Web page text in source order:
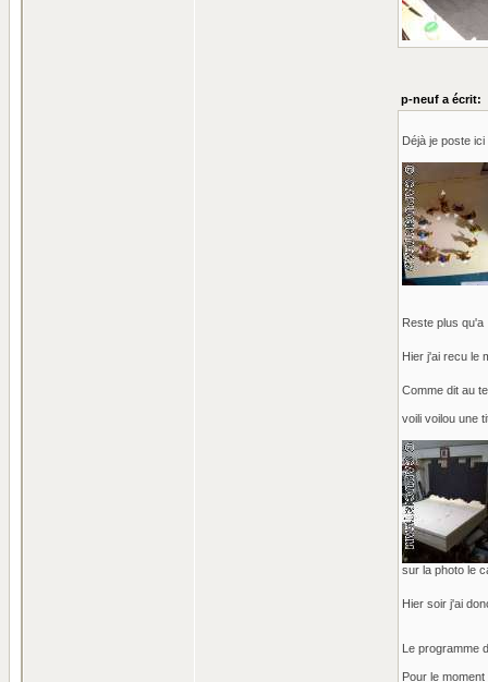
p-neuf a écrit:
Déjà je poste
Reste plus qu'a
Hier j'ai recu le
Comme dit au
voili voilou une
sur la photo le
Hier soir j'ai
Le programme
Pour le